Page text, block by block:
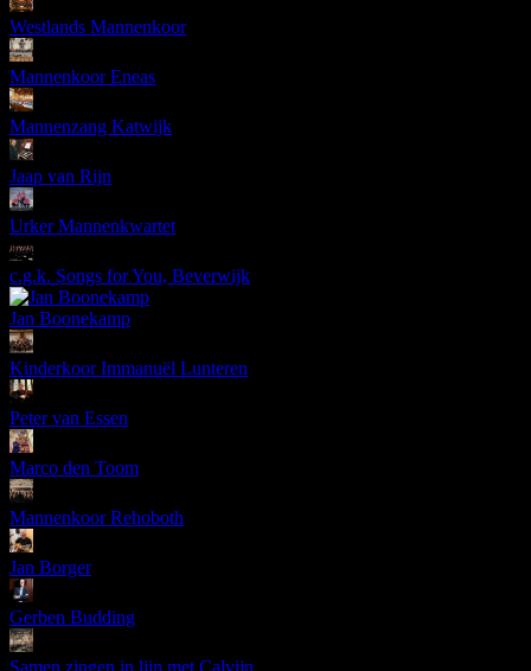
Westlands Mannenkoor
Mannenkoor Eneas
Mannenzang Katwijk
Jaap van Rijn
Urker Mannenkwartet
c.g.k. Songs for You, Beverwijk
Jan Boonekamp
Kinderkoor Immanuël Lunteren
Peter van Essen
Marco den Toom
Mannenkoor Rehoboth
Jan Borger
Gerben Budding
Samen zingen in lijn met Calvijn